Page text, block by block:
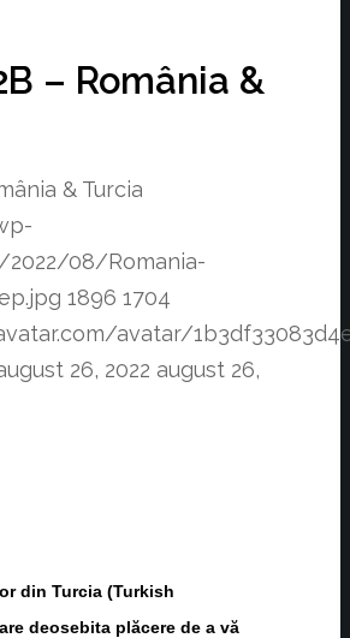
– România &
& Turcia
08/Romania-
1896 1704
avatar/
26, 2022 august 26,
din Turcia (Turkish
deosebita plăcere de a vă